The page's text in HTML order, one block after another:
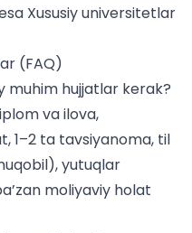
Xususiy universitetlar
(FAQ)
muhim hujjatlar kerak?
va ilova,
1–2 ta tavsiyanoma, til
yutuqlar
moliyaviy holat